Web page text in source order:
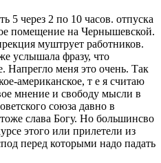
5 через 2 по 10 часов. отпуска
помещение на Чернышевской.
муштрует работников.
услышала фразу, что
Напрегло меня это очень. Так
американское, т е я считаю
мнение и свободу мысли в
союза давно в
слава Богу. Но большинсво
этого или прилетели из
перед которыми надо падать